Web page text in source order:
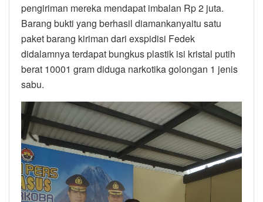
pengiriman mereka mendapat imbalan Rp 2 juta.
Barang bukti yang berhasil diamankanyaitu satu
paket barang kiriman dari exspidisi Fedek
didalamnya terdapat bungkus plastik isi kristal putih
berat 10001 gram diduga narkotika golongan 1 jenis
sabu.